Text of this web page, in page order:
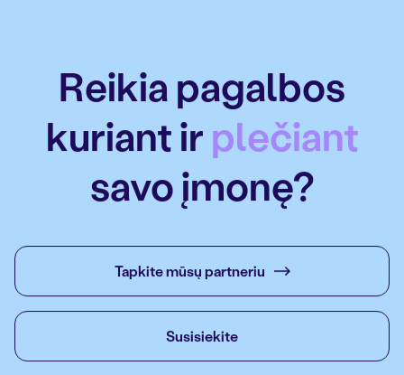
Reikia pagalbos
kuriant irplečiant
savo įmonę?
Tapkite mūsų partneriu
Susisiekite